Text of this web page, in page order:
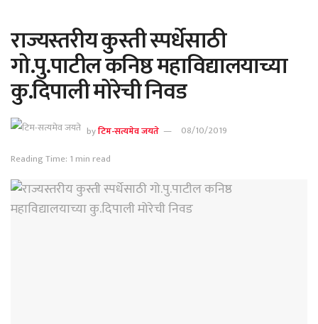
राज्यस्तरीय कुस्ती स्पर्धेसाठी
गो.पु.पाटील कनिष्ठ महाविद्यालयाच्या
कु.दिपाली मोरेची निवड
byटिम-सत्यमेव जयते
08/10/2019
Reading Time: 1 min read